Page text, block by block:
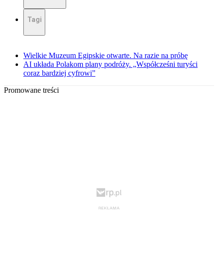
Tagi
Wielkie Muzeum Egipskie otwarte. Na razie na próbę
AI układa Polakom plany podróży. „Współcześni turyści
coraz bardziej cyfrowi”
Promowane treści